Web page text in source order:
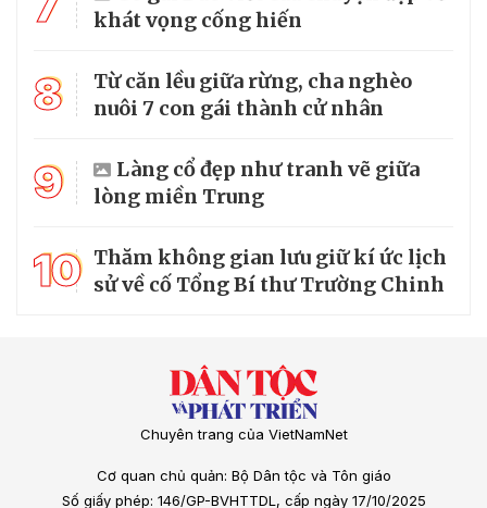
khát vọng cống hiến
8
Từ căn lều giữa rừng, cha nghèo
nuôi 7 con gái thành cử nhân
9
Làng cổ đẹp như tranh vẽ giữa
lòng miền Trung
10 Thăm không gian lưu giữ kí ức lịch
sử về cố Tổng Bí thư Trường Chinh
Chuyên trang của VietNamNet
Cơ quan chủ quản: Bộ Dân tộc và Tôn giáo
Số giấy phép: 146/GP-BVHTTDL, cấp ngày 17/10/2025